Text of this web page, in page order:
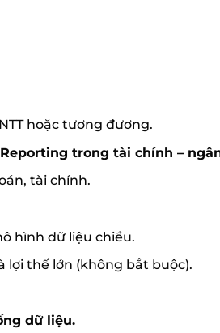
hoặc tương đương.
trong tài chính –
tài chính.
hình dữ liệu chiều.
lợi thế lớn (không bắt buộc).
dữ liệu.